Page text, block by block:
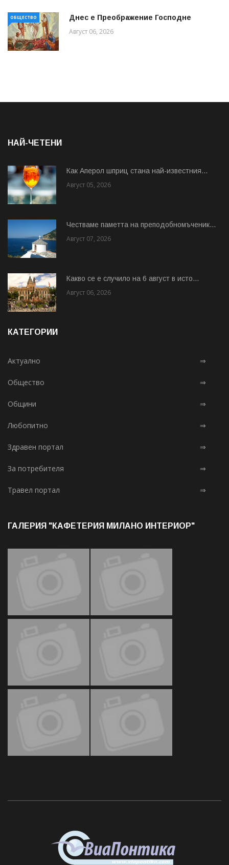
ОБЩЕСТВО Днес е Преображение Господне
Август 06, 2026
НАЙ-ЧЕТЕНИ
Как Аперол шприц стана най-известния...
Август 05, 2026
Честваме паметта на преподобномъченик...
Август 07, 2026
Какво се е случило на 6 август в исто...
Август 06, 2026
КАТЕГОРИИ
Актуално ⇒
Общество ⇒
Общини ⇒
Любопитно ⇒
Здравен портал ⇒
За потребителя ⇒
Травел портал ⇒
ГАЛЕРИЯ "КАФЕТЕРИЯ МИЛАНО ИНТЕРИОР"